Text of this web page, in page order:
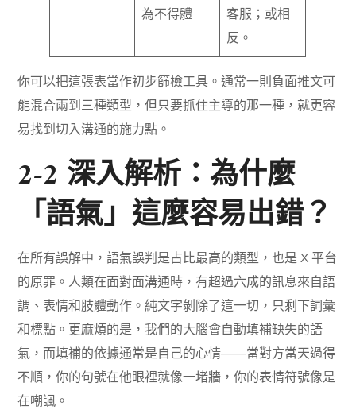
為不得體
客服；或相
反。
你可以把這張表當作初步篩檢工具。通常一則負面推文可
能混合兩到三種類型，但只要抓住主導的那一種，就更容
易找到切入溝通的施力點。
2-2 深入解析：為什麼
「語氣」這麼容易出錯？
在所有誤解中，語氣誤判是占比最高的類型，也是 X 平台
的原罪。人類在面對面溝通時，有超過六成的訊息來自語
調、表情和肢體動作。純文字剝除了這一切，只剩下詞彙
和標點。更麻煩的是，我們的大腦會自動填補缺失的語
氣，而填補的依據通常是自己的心情——當對方當天過得
不順，你的句號在他眼裡就像一堵牆，你的表情符號像是
在嘲諷。